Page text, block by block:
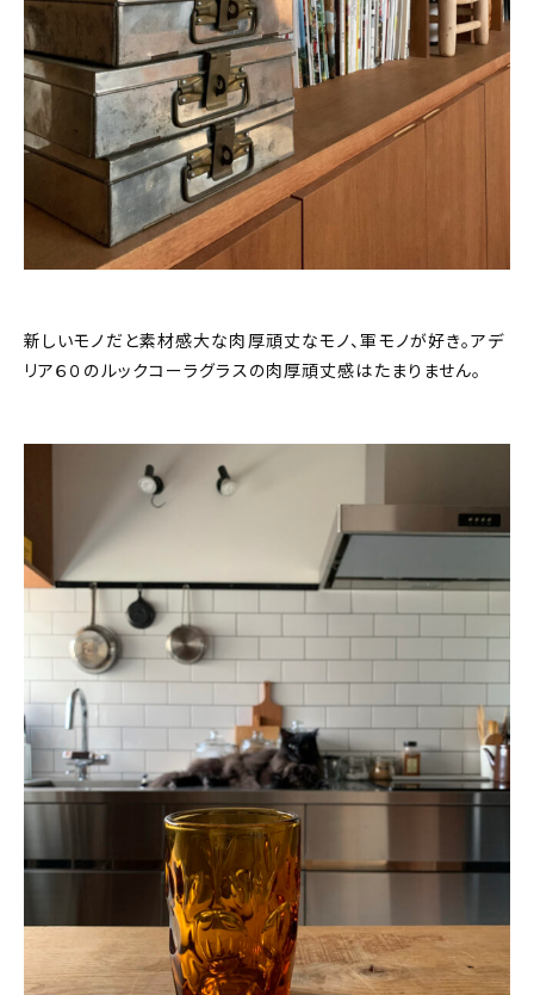
新しいモノだと素材感大な肉厚頑丈なモノ、軍モノが好き。アデ
リア６０のルックコーラグラスの肉厚頑丈感はたまりません。